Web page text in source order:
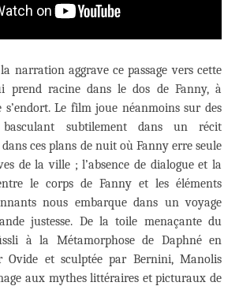
narration aggrave ce passage vers cette
prend racine dans le dos de Fanny, à
s’endort. Le film joue néanmoins sur des
subtilement dans un récit
ces plans de nuit où Fanny erre seule
de la ville ; l’absence de dialogue et la
le corps de Fanny et les éléments
nous embarque dans un voyage
justesse. De la toile menaçante du
à la Métamorphose de Daphné en
Ovide et sculptée par Bernini, Manolis
aux mythes littéraires et picturaux de